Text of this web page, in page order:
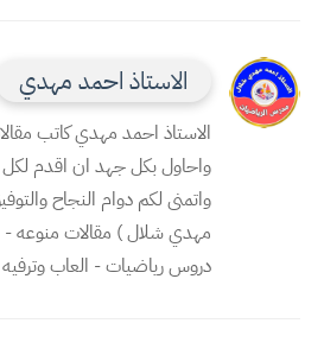
الاستاذ احمد مهدي
الاستاذ احمد مهدي كاتب
واحاول بكل جهد ان اقدم
واتمنى لكم دوام النجاح
مهدي شلال ) مقالات منوعه -
دروس رياضيات - العاب وترفيه